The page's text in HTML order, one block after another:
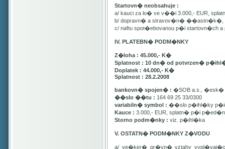
Startovn� neobsahuje :
a/ kauci za lo� ve v��i 3.000,- EUR,
b/ dopravn� a stravov�n� ��astn�k�,
c/ naftu spot�ebovanou p�i startovn�ch
IV. PLATEBN� PODM�NKY
Z�loha : 45.000,- K�
Splatnost : 10 dn� od potvrzen�
Doplatek : 44.000,- K�
Splatnost : 28.2.2008
bankovn� spojen� : �SOB a.s., �esk�
��slo ��tu : 164 69 25 33/0300
variabiln� symbol : ��slo p�ihl�ky
Kauce : 3.000,- EUR, splatn� p�i
Storno podm�nky : viz. p�ihl�ka
V. OSTATN� PODM�NKY Z�VODU
a/ ve�ker� pr�vn� vztahy